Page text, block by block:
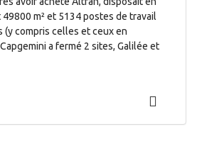
m² et 5134 postes de travail
(y compris celles et ceux en
a fermé 2 sites, Galilée et